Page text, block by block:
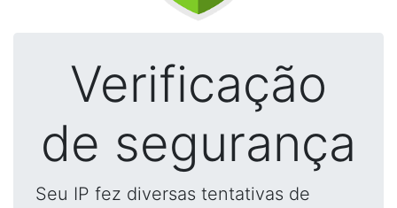
Verificação
de segurança
Seu IP fez diversas tentativas de